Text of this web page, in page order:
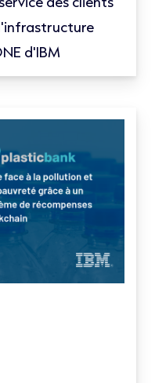
d'IBM